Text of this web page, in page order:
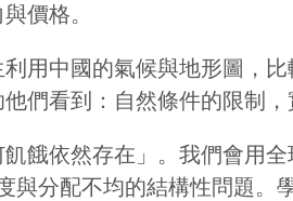
價格。
用中國的氣候與地形圖，
們看到：自然條件的限制
餓依然存在」。我們會用
分配不均的結構性問題。